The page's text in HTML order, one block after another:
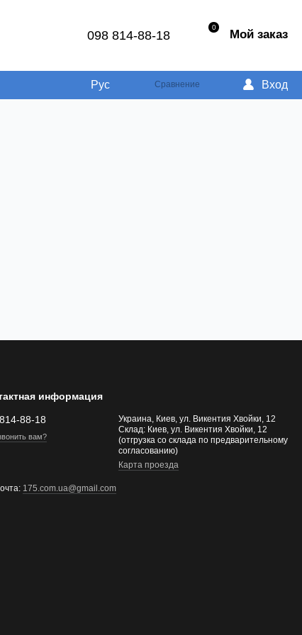
098 814-88-18
0 Мой заказ
Рус Сравнение Вход
информация
88-18
вам?
Украина, Киев, ул. Викентия Хвойки, 12
Склад: Киев, ул. Викентия Хвойки, 12
(отгрузка со склада по предварительному
согласованию)
Карта проезда
175.com.ua@gmail.com